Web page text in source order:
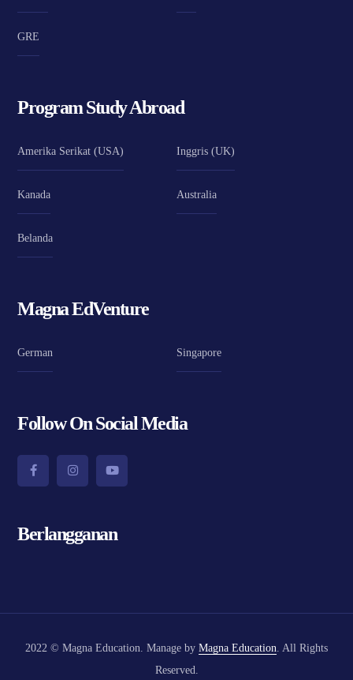
GRE
Program Study Abroad
Amerika Serikat (USA) Inggris (UK)
Kanada Australia
Belanda
Magna EdVenture
German Singapore
Follow On Social Media
Berlangganan
2022 © Magna Education. Manage by Magna Education. All Rights
Reserved.